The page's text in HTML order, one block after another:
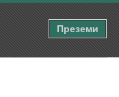
Преземи